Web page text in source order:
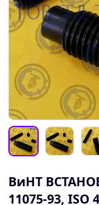
ВиНТ
11075-93, ISO